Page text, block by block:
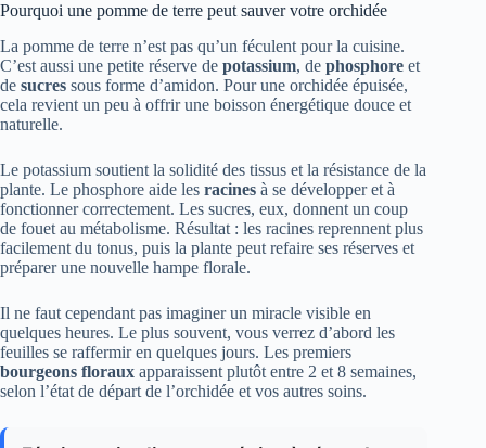
Pourquoi une pomme de terre peut sauver votre orchidée
La pomme de terre n’est pas qu’un féculent pour la cuisine.
C’est aussi une petite réserve de potassium, de phosphore et
de sucres sous forme d’amidon. Pour une orchidée épuisée,
cela revient un peu à offrir une boisson énergétique douce et
naturelle.
Le potassium soutient la solidité des tissus et la résistance de la
plante. Le phosphore aide les racines à se développer et à
fonctionner correctement. Les sucres, eux, donnent un coup
de fouet au métabolisme. Résultat : les racines reprennent plus
facilement du tonus, puis la plante peut refaire ses réserves et
préparer une nouvelle hampe florale.
Il ne faut cependant pas imaginer un miracle visible en
quelques heures. Le plus souvent, vous verrez d’abord les
feuilles se raffermir en quelques jours. Les premiers
bourgeons floraux apparaissent plutôt entre 2 et 8 semaines,
selon l’état de départ de l’orchidée et vos autres soins.